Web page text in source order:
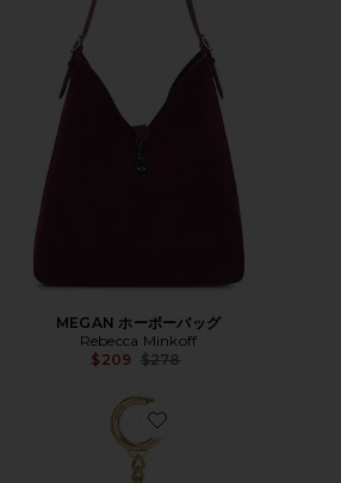
MEGAN ホーボーバッグ
Rebecca Minkoff
$209 Previous price:
$278
Favorite MULTI TASSEL バ